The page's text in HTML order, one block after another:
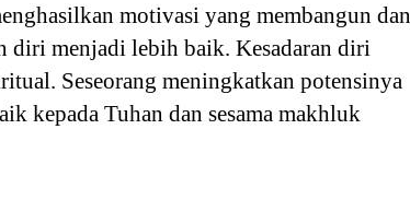
motivasi yang membangun dan
diri menjadi lebih baik. Kesadaran diri
Seseorang meningkatkan potensinya
kepada Tuhan dan sesama makhluk